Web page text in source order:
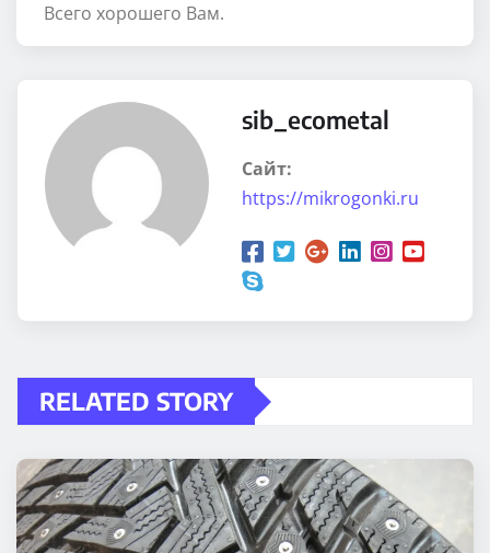
Всего хорошего Вам.
sib_ecometal
Сайт:
https://mikrogonki.ru
RELATED STORY